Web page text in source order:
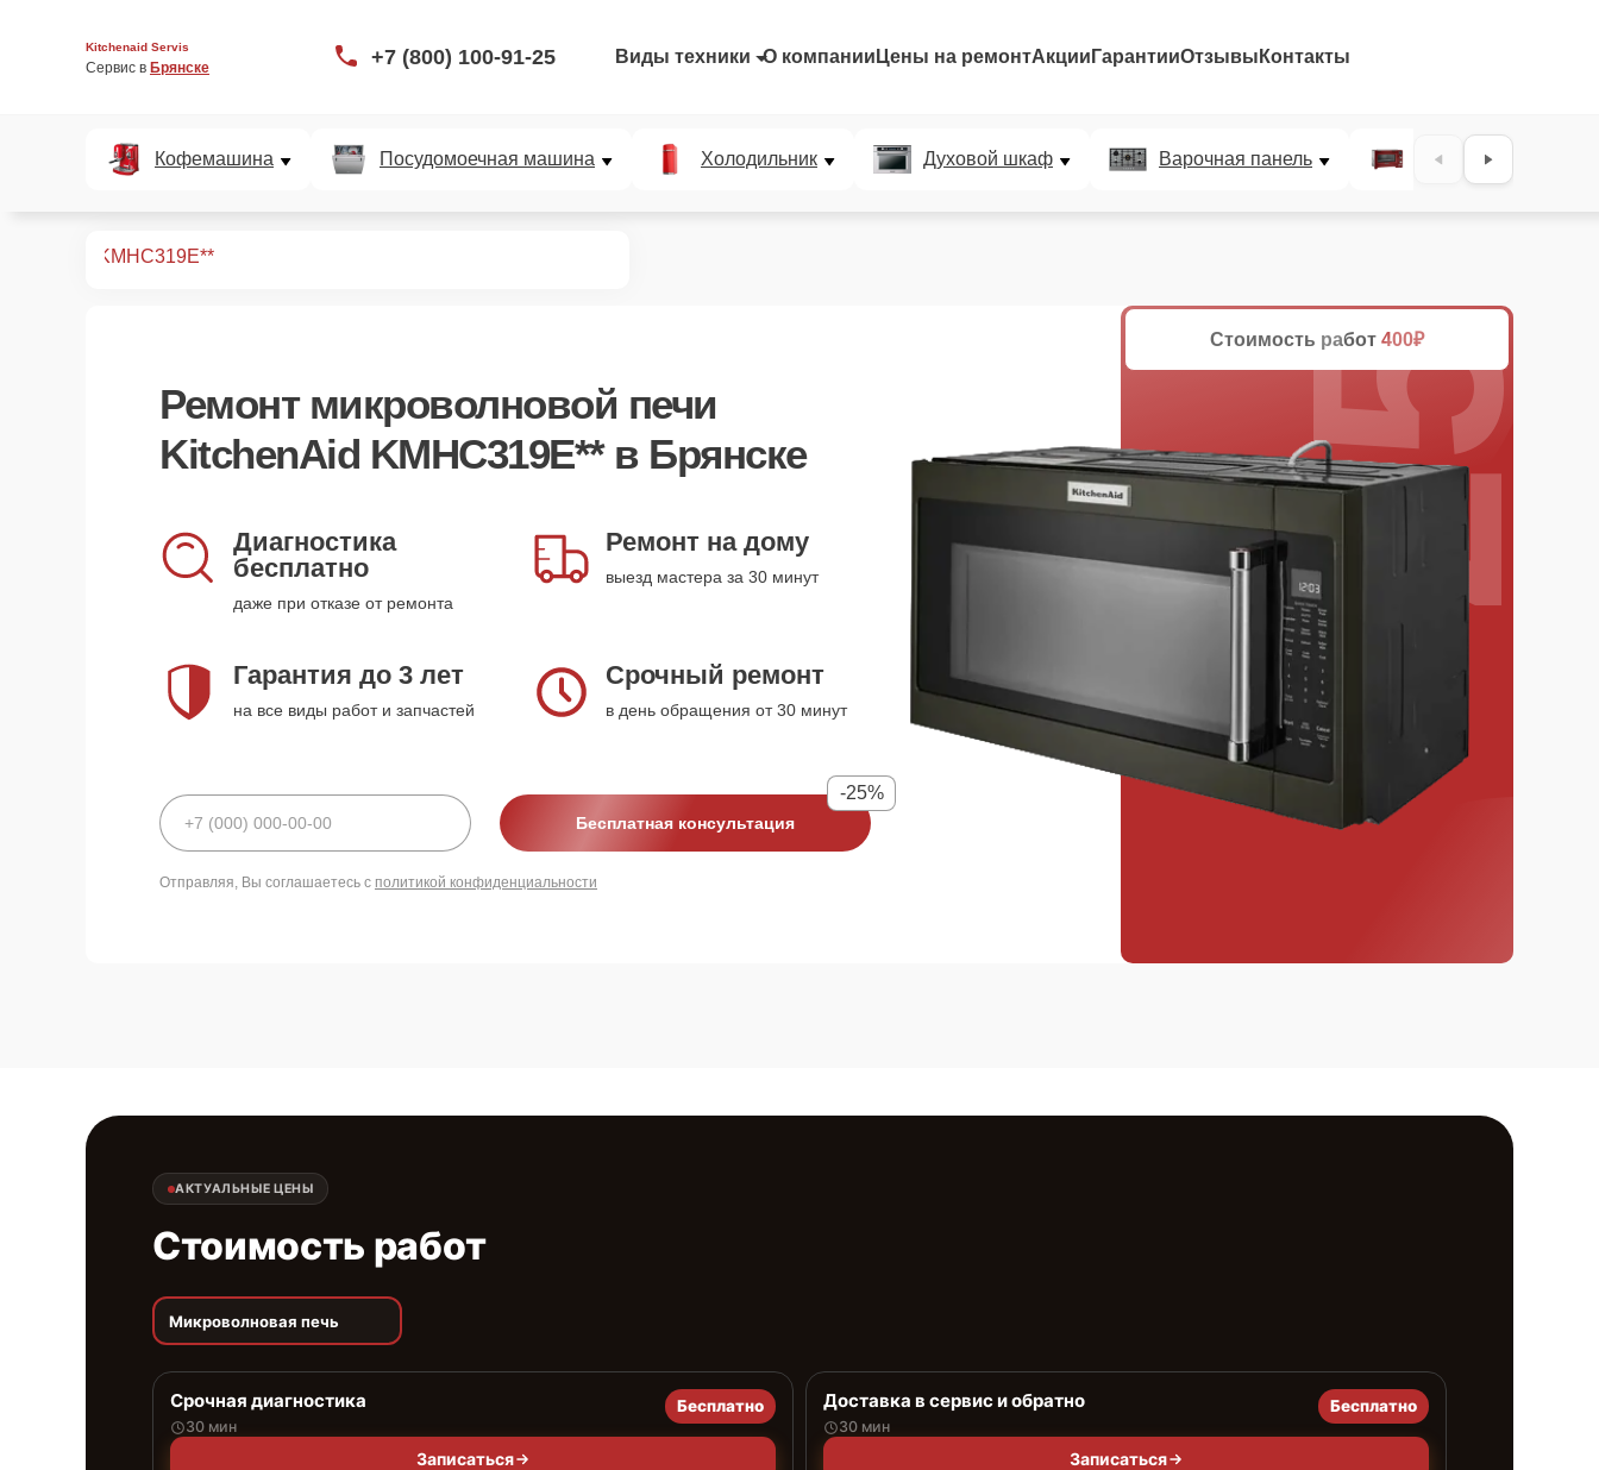
Kitchenaid Servis
Сервис в Брянске +7 (800) 100-91-25 Виды техники О компании Цены на ремонтАкции ГарантииОтзывы Контакты
Кофемашина Посудомоечная машина Холодильник Духовой шкаф Варочная панель Микроволновая
KMHC319E**
Ремонт микроволновой печи
KitchenAid KMHC319E**в Брянске
Диагностика
бесплатно
даже при отказе от ремонта
Ремонт на дому
выезд мастера за 30 минут
Гарантия до 3 лет
на все виды работ и запчастей
Срочный ремонт
в день обращения от 30 минут
Бесплатная консультация
-25%
Отправляя, Вы соглашаетесь с политикой конфиденциальности
Стоимость работ 400₽
25%
АКТУАЛЬНЫЕ ЦЕНЫ
Стоимость работ
Микроволновая печь
Срочная диагностика
30 мин
Бесплатно
Записаться
Доставка в сервис и обратно
30 мин
Бесплатно
Записаться